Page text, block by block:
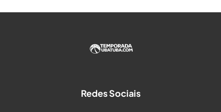
Redes Sociais